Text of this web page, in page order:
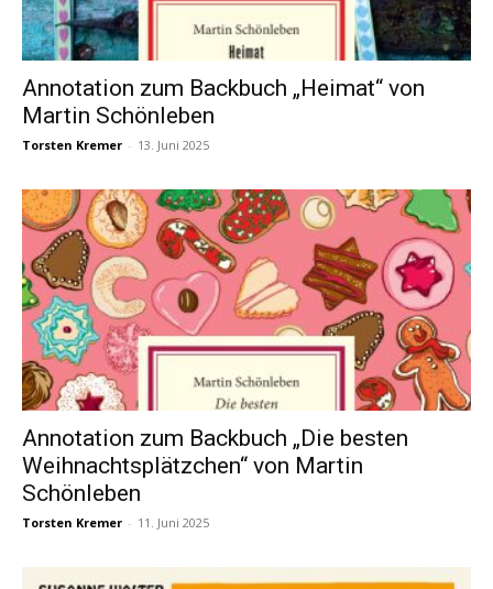
Annotation zum Backbuch „Heimat“ von
Martin Schönleben
Torsten Kremer - 13. Juni 2025
Annotation zum Backbuch „Die besten
Weihnachtsplätzchen“ von Martin
Schönleben
Torsten Kremer - 11. Juni 2025